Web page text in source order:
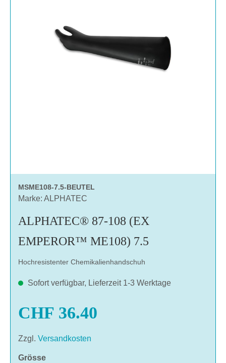
MSME108-7.5-BEUTEL
Marke: ALPHATEC
ALPHATEC® 87-108 (EX
EMPEROR™ ME108) 7.5
Hochresistenter Chemikalienhandschuh
Sofort verfügbar, Lieferzeit 1-3 Werktage
CHF 36.40
Zzgl. Versandkosten
Grösseauswählen